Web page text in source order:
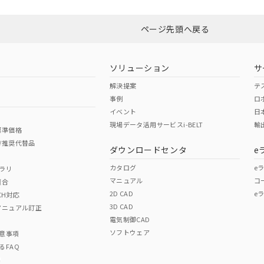
ダウンロードはこちら
Cr(VI)
、流通在庫等で未対応品が混在する可能性があります。
店へお問い合わせください。
（日本
（アメリカ
この製品の規
その他の認証はこちらのペ
ページ先頭へ戻る
価格
奨代替品
リ
対応
ュアル訂正
事項
FAQ
ソリューション
解決提案
事例
イベント
現場データ活用サービスi-BELT
ダウンロードセンタ
カタログ
マニュアル
2D CAD
3D CAD
電気制御CAD
ソフトウェア
テ
ロ
日
輸
e
e
コ
e